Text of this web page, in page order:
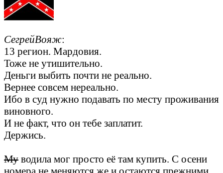
СегрейВояж:
13 регион. Мардовия.
Тоже не утишительно.
Деньги выбить почти не реально.
Вернее совсем нереально.
Ибо в суд нужно подавать по месту проживания
виновного.
И не факт, что он тебе заплатит.
Держись.
Му водила мог просто её там купить. С осени